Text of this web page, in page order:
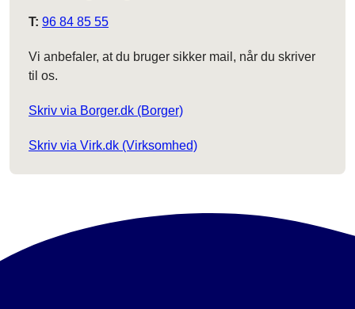
T: 96 84 85 55
Vi anbefaler, at du bruger sikker mail, når du skriver
til os.
Skriv via Borger.dk (Borger)
Skriv via Virk.dk (Virksomhed)